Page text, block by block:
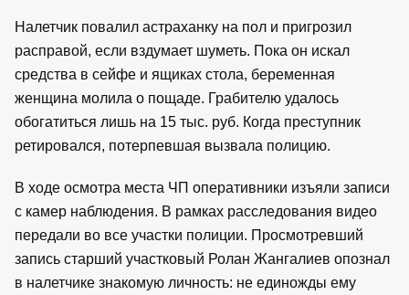
Налетчик повалил астраханку на пол и пригрозил
расправой, если вздумает шуметь. Пока он искал
средства в сейфе и ящиках стола, беременная
женщина молила о пощаде. Грабителю удалось
обогатиться лишь на 15 тыс. руб. Когда преступник
ретировался, потерпевшая вызвала полицию.
В ходе осмотра места ЧП оперативники изъяли записи
с камер наблюдения. В рамках расследования видео
передали во все участки полиции. Просмотревший
запись старший участковый Ролан Жангалиев опознал
в налетчике знакомую личность: не единожды ему